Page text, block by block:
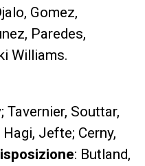
Gomez,
Paredes,
Williams.
Tavernier, Souttar,
Jefte; Cerny,
: Butland,